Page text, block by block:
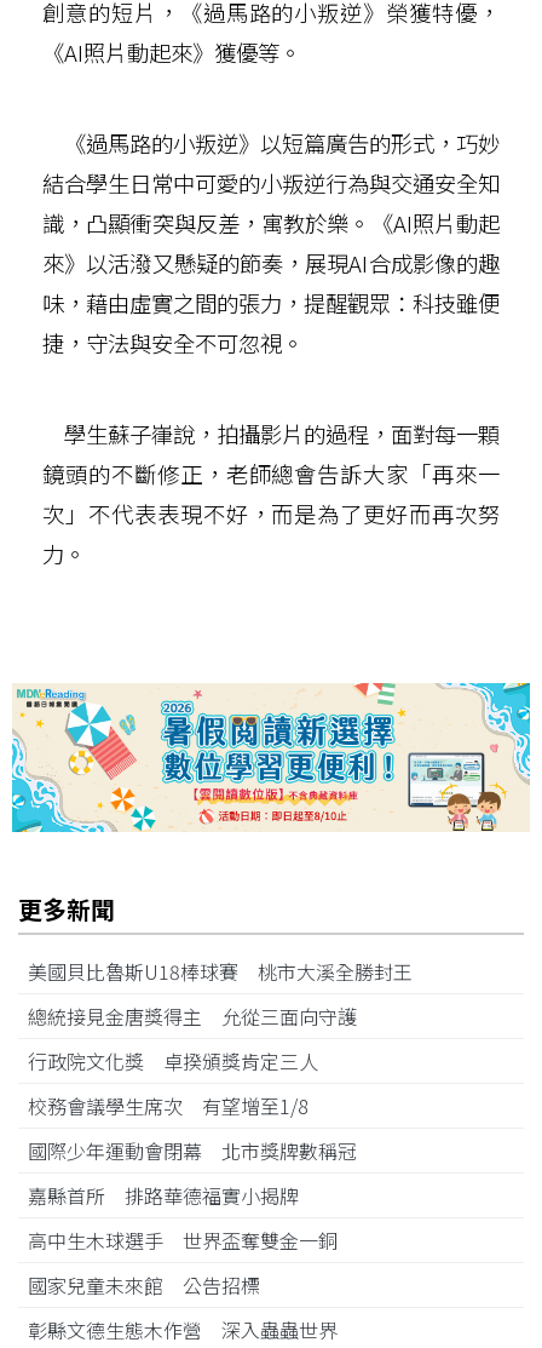
創意的短片，《過馬路的小叛逆》榮獲特優，
《AI照片動起來》獲優等。
《過馬路的小叛逆》以短篇廣告的形式，巧妙
結合學生日常中可愛的小叛逆行為與交通安全知
識，凸顯衝突與反差，寓教於樂。《AI照片動起
來》以活潑又懸疑的節奏，展現AI合成影像的趣
味，藉由虛實之間的張力，提醒觀眾：科技雖便
捷，守法與安全不可忽視。
學生蘇子嵂說，拍攝影片的過程，面對每一顆
鏡頭的不斷修正，老師總會告訴大家「再來一
次」不代表表現不好，而是為了更好而再次努
力。
更多新聞
美國貝比魯斯U18棒球賽 桃市大溪全勝封王
總統接見金唐獎得主 允從三面向守護
行政院文化獎 卓揆頒獎肯定三人
校務會議學生席次 有望增至1/8
國際少年運動會閉幕 北市獎牌數稱冠
嘉縣首所 排路華德福實小揭牌
高中生木球選手 世界盃奪雙金一銅
國家兒童未來館 公告招標
彰縣文德生態木作營 深入蟲蟲世界